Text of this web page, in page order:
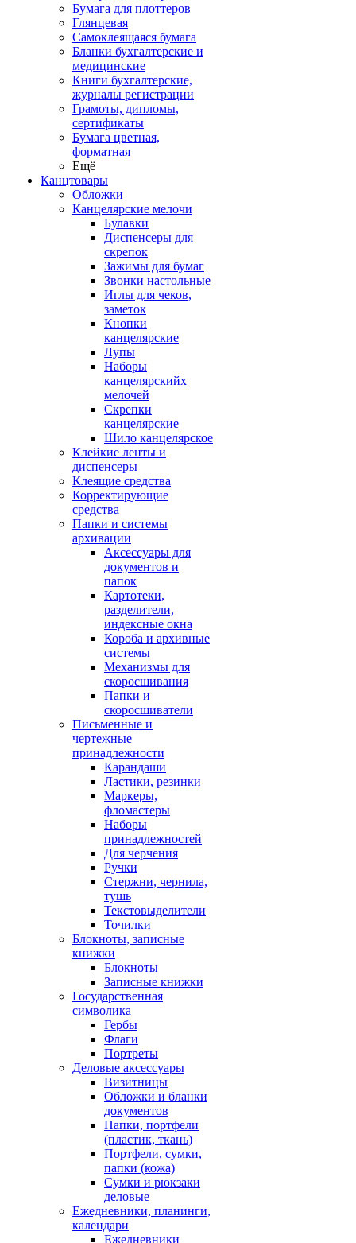
Бумага для плоттеров
Глянцевая
Самоклеящаяся бумага
Бланки бухгалтерские и
медицинские
Книги бухгалтерские,
журналы регистрации
Грамоты, дипломы,
сертификаты
Бумага цветная,
форматная
Ещё
Канцтовары
Обложки
Канцелярские мелочи
Булавки
Диспенсеры для
скрепок
Зажимы для бумаг
Звонки настольные
Иглы для чеков,
заметок
Кнопки
канцелярские
Лупы
Наборы
канцелярскийх
мелочей
Скрепки
канцелярские
Шило канцелярское
Клейкие ленты и
диспенсеры
Клеящие средства
Корректирующие
средства
Папки и системы
архивации
Аксессуары для
документов и
папок
Картотеки,
разделители,
индексные окна
Короба и архивные
системы
Механизмы для
скоросшивания
Папки и
скоросшиватели
Письменные и
чертежные
принадлежности
Карандаши
Ластики, резинки
Маркеры,
фломастеры
Наборы
принадлежностей
Для черчения
Ручки
Стержни, чернила,
тушь
Текстовыделители
Точилки
Блокноты, записные
книжки
Блокноты
Записные книжки
Государственная
символика
Гербы
Флаги
Портреты
Деловые аксессуары
Визитницы
Обложки и бланки
документов
Папки, портфели
(пластик, ткань)
Портфели, сумки,
папки (кожа)
Сумки и рюкзаки
деловые
Ежедневники, планинги,
календари
Ежедневники